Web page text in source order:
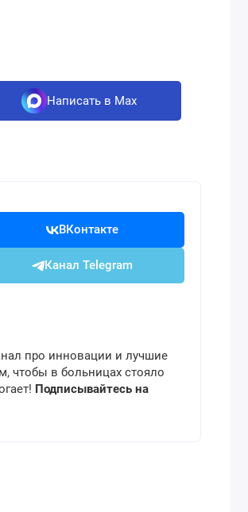
Написать в Max
ВКонтакте
Канал Telegram
про инновации и лучшие
чтобы в больницах стояло
Подписывайтесь на